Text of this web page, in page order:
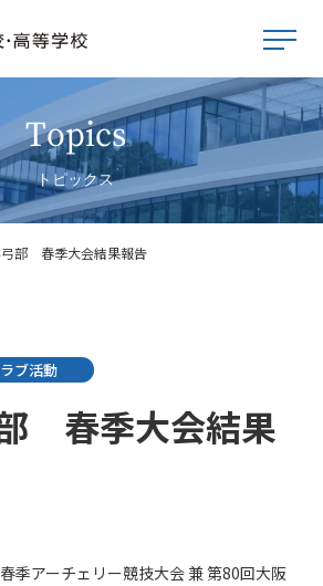
Topics
トピックス
弓部 春季大会結果報告
ブ活動
春季大会結果
季アーチェリー競技大会 兼 第80回大阪